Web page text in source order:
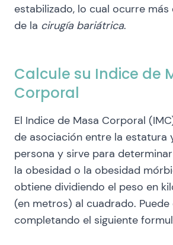
estabilizado, lo cual ocurre más
de la cirugía bariátrica.
Calcule su Indice de
Corporal
El Indice de Masa Corporal
de asociación entre la estatura
persona y sirve para
la obesidad o la obesidad
obtiene dividiendo el peso en
(en metros) al cuadrado. Puede
completando el siguiente